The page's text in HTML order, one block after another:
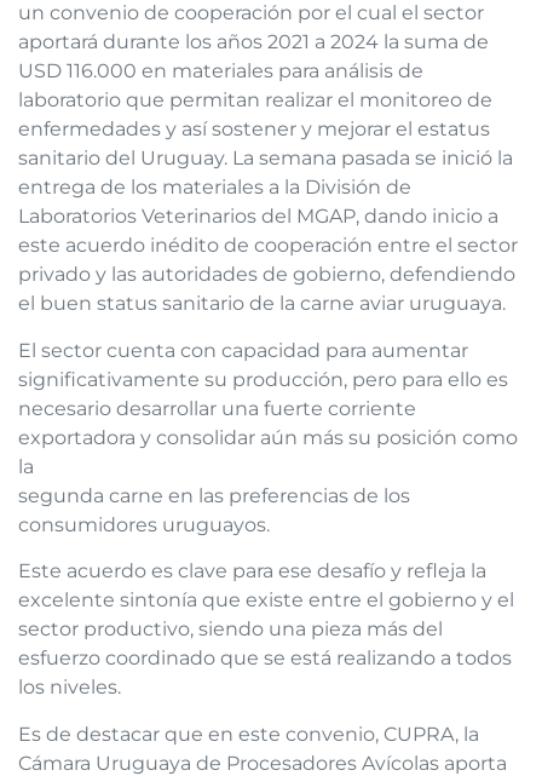
un convenio de cooperación por el cual el sector
aportará durante los años 2021 a 2024 la suma de
USD 116.000 en materiales para análisis de
laboratorio que permitan realizar el monitoreo de
enfermedades y así sostener y mejorar el estatus
sanitario del Uruguay. La semana pasada se inició la
entrega de los materiales a la División de
Laboratorios Veterinarios del MGAP, dando inicio a
este acuerdo inédito de cooperación entre el sector
privado y las autoridades de gobierno, defendiendo
el buen status sanitario de la carne aviar uruguaya.
El sector cuenta con capacidad para aumentar
significativamente su producción, pero para ello es
necesario desarrollar una fuerte corriente
exportadora y consolidar aún más su posición como
la
segunda carne en las preferencias de los
consumidores uruguayos.
Este acuerdo es clave para ese desafío y refleja la
excelente sintonía que existe entre el gobierno y el
sector productivo, siendo una pieza más del
esfuerzo coordinado que se está realizando a todos
los niveles.
Es de destacar que en este convenio, CUPRA, la
Cámara Uruguaya de Procesadores Avícolas aporta